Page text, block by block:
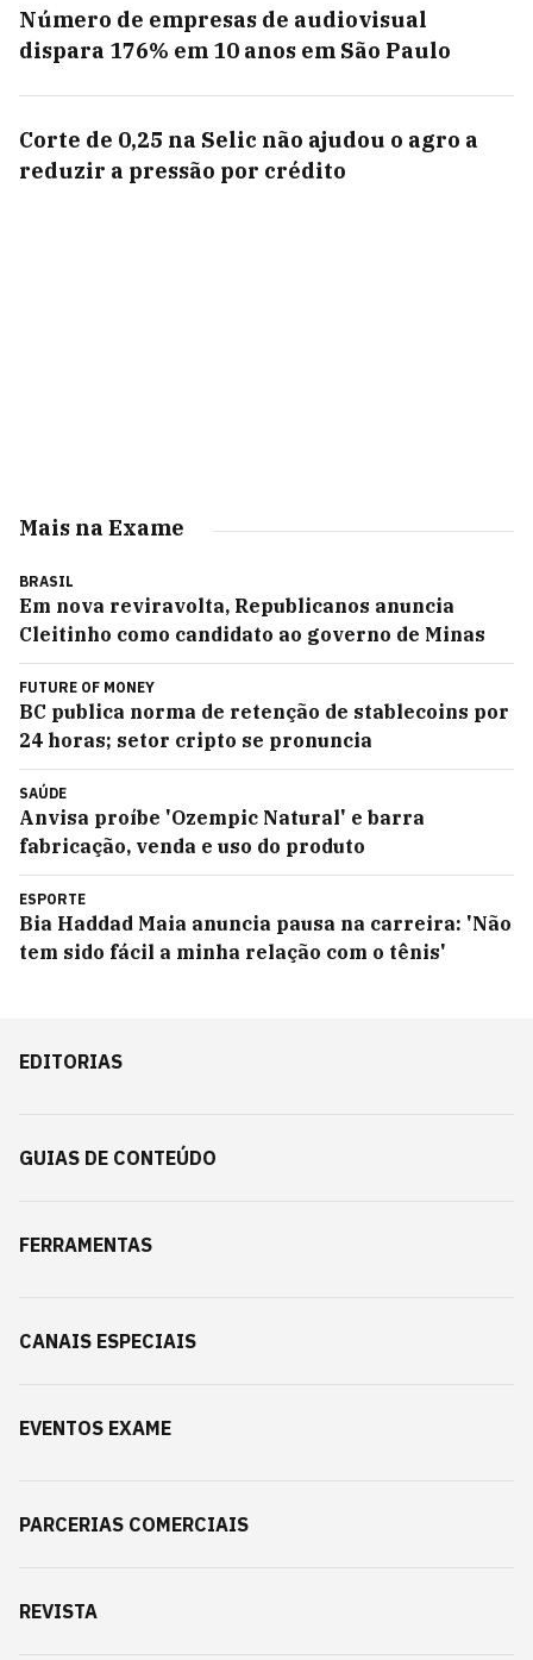
Número de empresas de audiovisual
dispara 176% em 10 anos em São Paulo
Corte de 0,25 na Selic não ajudou o agro a
reduzir a pressão por crédito
Mais na Exame
BRASIL
Em nova reviravolta, Republicanos anuncia
Cleitinho como candidato ao governo de Minas
FUTURE OF MONEY
BC publica norma de retenção de stablecoins por
24 horas; setor cripto se pronuncia
SAÚDE
Anvisa proíbe 'Ozempic Natural' e barra
fabricação, venda e uso do produto
ESPORTE
Bia Haddad Maia anuncia pausa na carreira: 'Não
tem sido fácil a minha relação com o tênis'
EDITORIAS
GUIAS DE CONTEÚDO
FERRAMENTAS
CANAIS ESPECIAIS
EVENTOS EXAME
PARCERIAS COMERCIAIS
REVISTA